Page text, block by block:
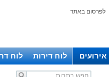
לפרסום באתר
אירועים לוח דירות לוח